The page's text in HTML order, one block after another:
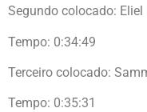
Segundo colocado: Eliel
Tempo: 0:34:49
Terceiro colocado:
Tempo: 0:35:31